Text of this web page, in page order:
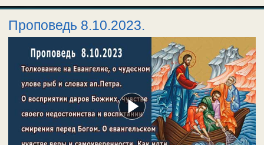
Проповедь 8.10.2023.